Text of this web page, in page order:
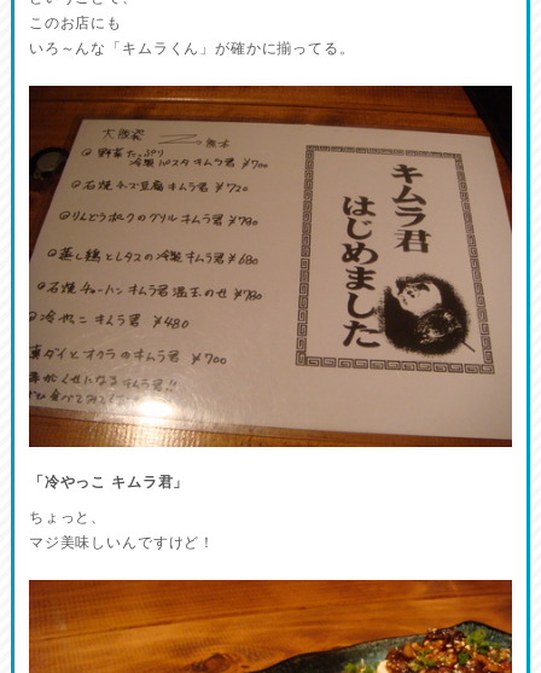
このお店にも
いろ～んな「キムラくん」が確かに揃ってる。
「冷やっこ キムラ君」
ちょっと、
マジ美味しいんですけど！